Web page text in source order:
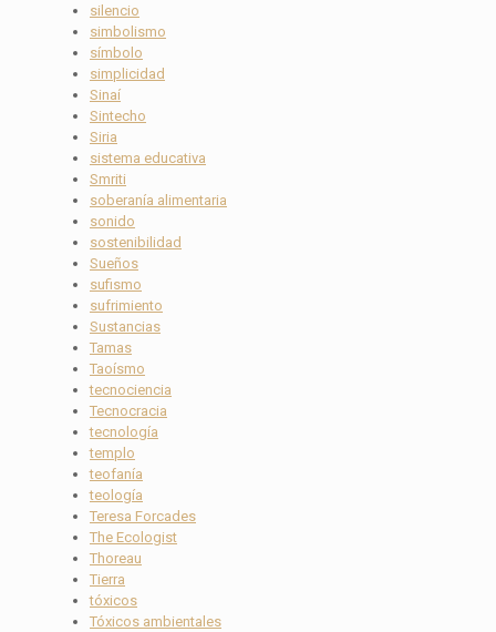
silencio
simbolismo
símbolo
simplicidad
Sinaí
Sintecho
Siria
sistema educativa
Smriti
soberanía alimentaria
sonido
sostenibilidad
Sueños
sufismo
sufrimiento
Sustancias
Tamas
Taoísmo
tecnociencia
Tecnocracia
tecnología
templo
teofanía
teología
Teresa Forcades
The Ecologist
Thoreau
Tierra
tóxicos
Tóxicos ambientales